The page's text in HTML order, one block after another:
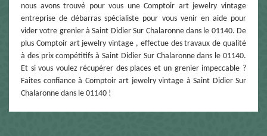
nous avons trouvé pour vous une Comptoir art jewelry vintage
entreprise de débarras spécialiste pour vous venir en aide pour
vider votre grenier à Saint Didier Sur Chalaronne dans le 01140. De
plus Comptoir art jewelry vintage , effectue des travaux de qualité
à des prix compétitifs à Saint Didier Sur Chalaronne dans le 01140.
Et si vous voulez récupérer des places et un grenier impeccable ?
Faites confiance à Comptoir art jewelry vintage à Saint Didier Sur
Chalaronne dans le 01140 !